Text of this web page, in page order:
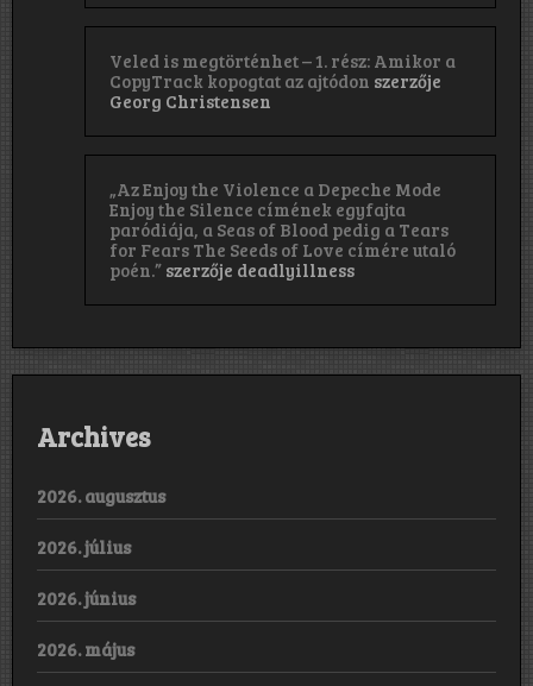
Veled is megtörténhet – 1. rész: Amikor a
CopyTrack kopogtat az ajtódon szerzője
Georg Christensen
„Az Enjoy the Violence a Depeche Mode
Enjoy the Silence címének egyfajta
paródiája, a Seas of Blood pedig a Tears
for Fears The Seeds of Love címére utaló
poén.” szerzője deadlyillness
Archives
2026. augusztus
2026. július
2026. június
2026. május